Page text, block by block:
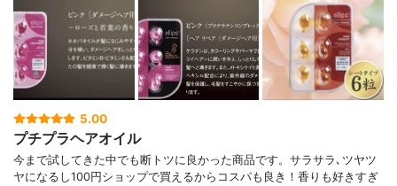
5.00
プチプラヘアオイル
今まで試してきた中でも断トツに良かった商品です。サラサラ､ツヤツ
ヤになるし100円ショップで買えるからコスパも良き！香りも好きすぎ